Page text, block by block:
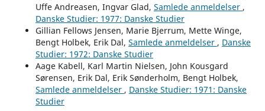
Uffe Andreasen, Ingvar Glad, Samlede anmeldelser ,
Danske Studier: 1977: Danske Studier
Gillian Fellows Jensen, Marie Bjerrum, Mette Winge,
Bengt Holbek, Erik Dal, Samlede anmeldelser , Danske
Studier: 1972: Danske Studier
Aage Kabell, Karl Martin Nielsen, John Kousgard
Sørensen, Erik Dal, Erik Sønderholm, Bengt Holbek,
Samlede anmeldelser , Danske Studier: 1971: Danske
Studier